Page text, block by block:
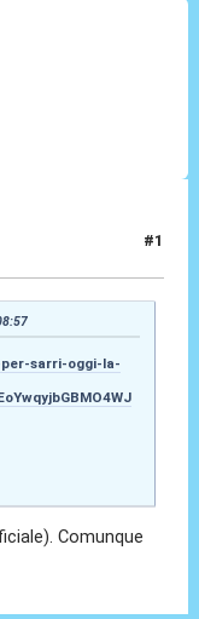
#1
sarri-oggi-la-
Comunque